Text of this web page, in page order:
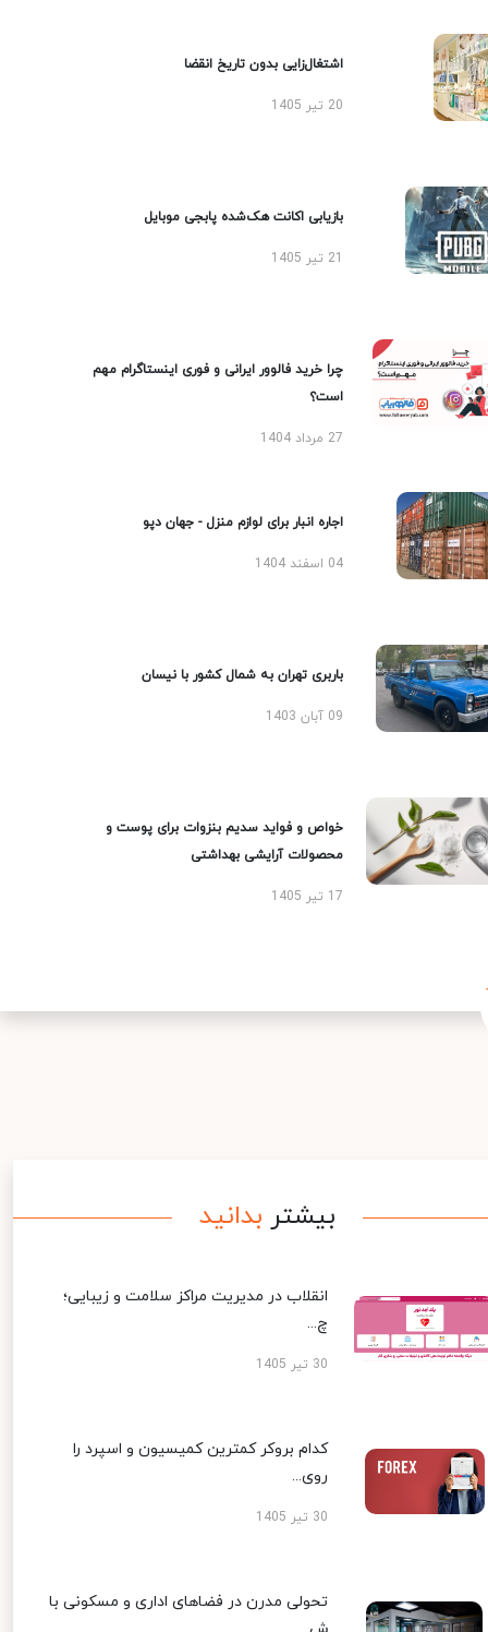
اشتغال‌زایی بدون تاریخ انقضا
20 تیر 1405
بازیابی اکانت هک‌شده پابجی موبایل
چرا خرید فالوور ایرانی و فوری اینستاگرام مهم
است؟
27 مرداد 1404
اجاره انبار برای لوازم منزل - جهان دپو
04 اسفند 1404
باربری تهران به شمال کشور با نیسان
09 آبان 1403
خواص و فواید سدیم بنزوات برای پوست و
محصولات آرایشی بهداشتی
17 تیر 1405
بیشتر بدانید
انقلاب در مدیریت مراکز سلامت و زیبایی؛
چ...
30 تیر 1405
کدام بروکر کمترین کمیسیون و اسپرد را
روی...
30 تیر 1405
تحولی مدرن در فضاهای اداری و مسکونی با